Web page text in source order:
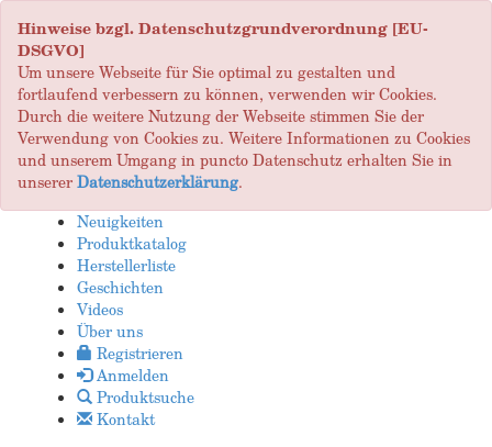
Hinweise bzgl. Datenschutzgrundverordnung [EU-
DSGVO]
Um unsere Webseite für Sie optimal zu gestalten und
fortlaufend verbessern zu können, verwenden wir Cookies.
Durch die weitere Nutzung der Webseite stimmen Sie der
Verwendung von Cookies zu. Weitere Informationen zu Cookies
und unserem Umgang in puncto Datenschutz erhalten Sie in
unsererDatenschutzerklärung.
Neuigkeiten
Produktkatalog
Herstellerliste
Geschichten
Videos
Über uns
Registrieren
Anmelden
Produktsuche
Kontakt